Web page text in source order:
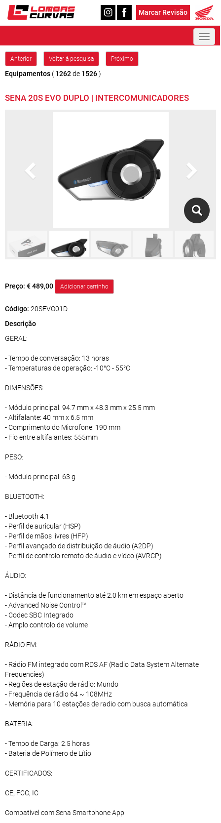
Marcar Revisão
Anterior Voltar à pesquisa Próximo
Equipamentos (1262de 1526)
SENA 20S EVO DUPLO | INTERCOMUNICADORES
Preço: € 489,00
Código: 20SEVO01D
Descrição
GERAL:
- Tempo de conversação: 13 horas
- Temperaturas de operação: -10°C - 55°C
DIMENSÕES:
- Módulo principal: 94.7 mm x 48.3 mm x 25.5 mm
- Altifalante: 40 mm x 6.5 mm
- Comprimento do Microfone: 190 mm
- Fio entre altifalantes: 555mm
PESO:
- Módulo principal: 63 g
BLUETOOTH:
- Bluetooth 4.1
- Perfil de auricular (HSP)
- Perfil de mãos livres (HFP)
- Perfil avançado de distribuição de áudio (A2DP)
- Perfil de controlo remoto de áudio e vídeo (AVRCP)
ÁUDIO:
- Distância de funcionamento até 2.0 km em espaço aberto
- Advanced Noise Control™
- Codec SBC Integrado
- Amplo controlo de volume
RÁDIO FM:
- Rádio FM integrado com RDS AF (Radio Data System Alternate
Frequencies)
- Regiões de estação de rádio: Mundo
- Frequência de rádio 64 ~ 108MHz
- Memória para 10 estações de radio com busca automática
BATERIA:
- Tempo de Carga: 2.5 horas
- Bateria de Polímero de Lítio
CERTIFICADOS:
CE, FCC, IC
Compatível com Sena Smartphone App